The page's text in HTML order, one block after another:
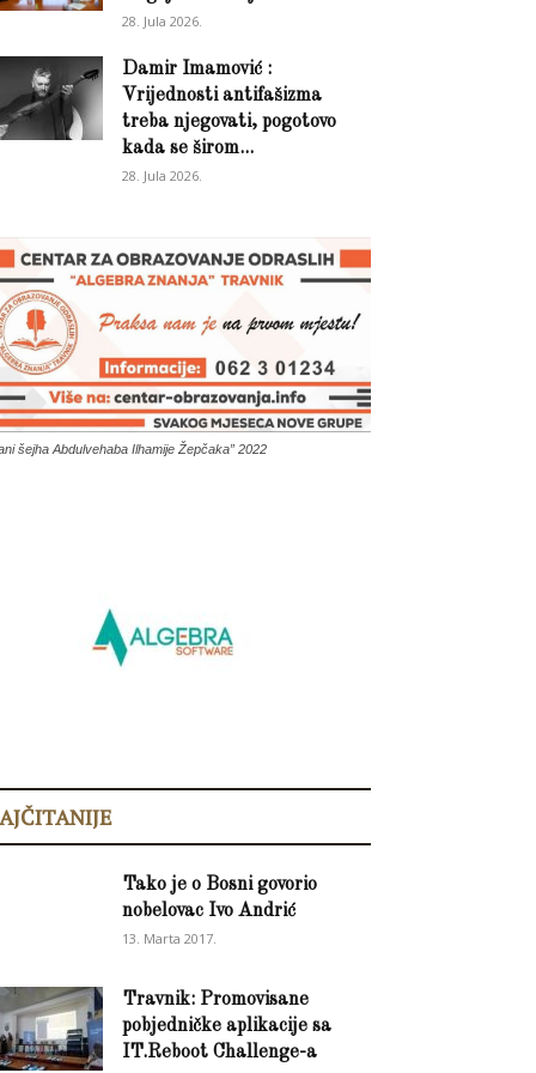
28. Jula 2026.
Damir Imamović :
Vrijednosti antifašizma
treba njegovati, pogotovo
kada se širom...
28. Jula 2026.
šejha Abdulvehaba Ilhamije Žepčaka” 2022
Tako je o Bosni govorio
nobelovac Ivo Andrić
13. Marta 2017.
Travnik: Promovisane
pobjedničke aplikacije sa
IT.Reboot Challenge-a